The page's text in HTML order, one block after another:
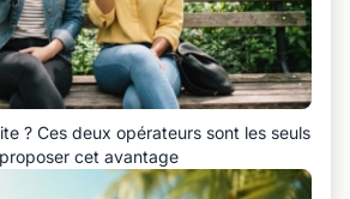
? Ces deux opérateurs sont les seuls
cet avantage